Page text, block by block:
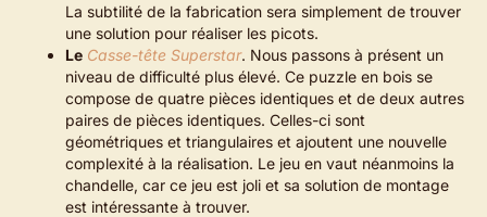
La subtilité de la fabrication sera simplement de trouver
une solution pour réaliser les picots.
Le Casse-tête Superstar. Nous passons à présent un
niveau de difficulté plus élevé. Ce puzzle en bois se
compose de quatre pièces identiques et de deux autres
paires de pièces identiques. Celles-ci sont
géométriques et triangulaires et ajoutent une nouvelle
complexité à la réalisation. Le jeu en vaut néanmoins la
chandelle, car ce jeu est joli et sa solution de montage
est intéressante à trouver.